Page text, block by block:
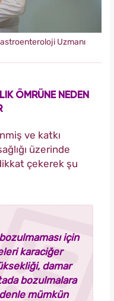
Uzmanı
ÖMRÜNE NEDEN
ve katkı
üzerinde
çekerek şu
için
karaciğer
damar
bozulmalara
mümkün